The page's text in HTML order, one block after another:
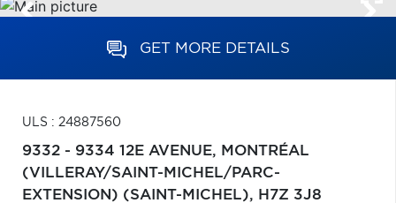
GET MORE DETAILS
ULS : 24887560
9332 - 9334 12E AVENUE, MONTRÉAL
(VILLERAY/SAINT-MICHEL/PARC-
EXTENSION) (SAINT-MICHEL), H7Z 3J8